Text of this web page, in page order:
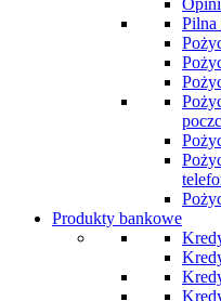
Pilna
Produkty bankowe